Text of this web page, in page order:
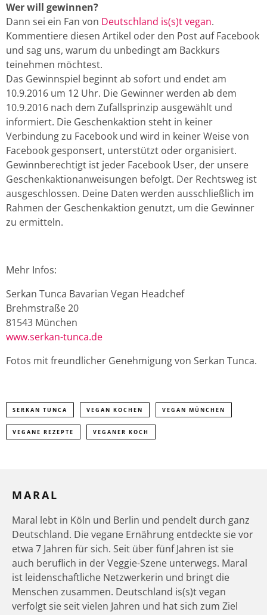
Wer will gewinnen?
Dann sei ein Fan von Deutschland is(s)t vegan.
Kommentiere diesen Artikel oder den Post auf Facebook
und sag uns, warum du unbedingt am Backkurs
teinehmen möchtest.
Das Gewinnspiel beginnt ab sofort und endet am
10.9.2016 um 12 Uhr. Die Gewinner werden ab dem
10.9.2016 nach dem Zufallsprinzip ausgewählt und
informiert. Die Geschenkaktion steht in keiner
Verbindung zu Facebook und wird in keiner Weise von
Facebook gesponsert, unterstützt oder organisiert.
Gewinnberechtigt ist jeder Facebook User, der unsere
Geschenkaktionanweisungen befolgt. Der Rechtsweg ist
ausgeschlossen. Deine Daten werden ausschließlich im
Rahmen der Geschenkaktion genutzt, um die Gewinner
zu ermitteln.
Mehr Infos:
Serkan Tunca Bavarian Vegan Headchef
Brehmstraße 20
81543 München
www.serkan-tunca.de
Fotos mit freundlicher Genehmigung von Serkan Tunca.
SERKAN TUNCA VEGAN KOCHEN VEGAN MÜNCHEN
VEGANE REZEPTE VEGANER KOCH
MARAL
Maral lebt in Köln und Berlin und pendelt durch ganz
Deutschland. Die vegane Ernährung entdeckte sie vor
etwa 7 Jahren für sich. Seit über fünf Jahren ist sie
auch beruflich in der Veggie-Szene unterwegs. Maral
ist leidenschaftliche Netzwerkerin und bringt die
Menschen zusammen. Deutschland is(s)t vegan
verfolgt sie seit vielen Jahren und hat sich zum Ziel